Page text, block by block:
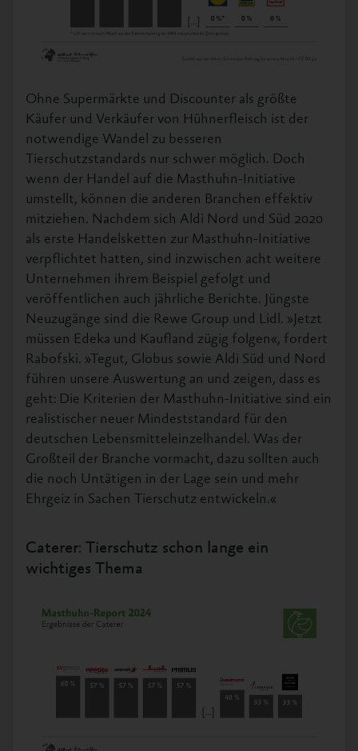
Ohne Supermärkte und Discounter als größte
Käufer und Verkäufer von Hühnerfleisch ist der
notwendige Wandel zu besseren
Tierschutzstandards nur schwer möglich. Doch
wenn der Handel auf die Masthuhn-Initiative
umstellt, können die anderen Branchen effektiv
mitziehen. Nachdem sich Aldi Nord und Süd 2020
als erste Handelsketten zur Masthuhn-Initiative
verpflichtet hatten, sind inzwischen acht weitere
Unternehmen ihrem Beispiel gefolgt und
veröffentlichen auch jährliche Berichte. Jüngste
Neuzugänge sind die Rewe Group und Lidl. »Jetzt
müssen Edeka und Kaufland zügig folgen«, fordert
Rabofski. »Tegut, Globus sowie Aldi Süd und Nord
führen unsere Auswertung an und zeigen, dass es
geht: Die Kriterien der Masthuhn-Initiative sind ein
realistischer neuer Mindeststandard für den
deutschen Lebensmitteleinzelhandel. Was der
Großteil der Branche vormacht, dazu sollten auch
die noch Untätigen in der Lage sein und mehr
Ehrgeiz in Sachen Tierschutz entwickeln.«
Caterer: Tierschutz schon lange ein
wichtiges Thema